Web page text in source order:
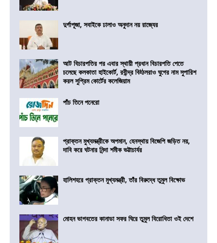
দুর্গাপূজা, সবাইকে ঢালাও অনুদান নয় রাজ্যের
আট বিচারপতির পর এবার স্থায়ী প্রধান বিচারপতি পেতে
চলেছে কলকাতা হাইকোর্ট, রবীন্দ্র বিঠ্ঠলরাও ঘুগের নাম সুপারিশ
করল সুপ্রিম কোর্টের কলেজিয়াম
পাঁচ তিনে পনেরো
প্রাক্তন মুখ্যমন্ত্রীকে অপমান, হেনস্থায় বিজেপি জড়িত নয়,
দাবি করে ঘটনার নিন্দা শমীক ভট্টাচার্যর
হালিশহরে প্রাক্তন মুখ্যমন্ত্রী, তাঁর বিরুদ্ধে তুমুল বিক্ষোভ
মোহন ভাগবতের কানাডা সফর ঘিরে তুমুল বিরোধিতা ওই দেশে